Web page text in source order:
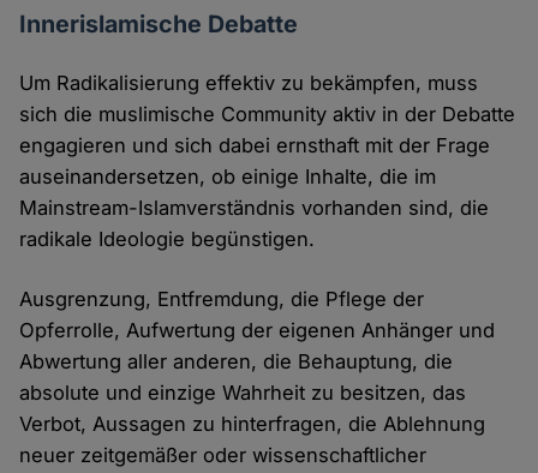
Innerislamische Debatte
Um Radikalisierung effektiv zu bekämpfen, muss
sich die muslimische Community aktiv in der Debatte
engagieren und sich dabei ernsthaft mit der Frage
auseinandersetzen, ob einige Inhalte, die im
Mainstream-Islamverständnis vorhanden sind, die
radikale Ideologie begünstigen.
Ausgrenzung, Entfremdung, die Pflege der
Opferrolle, Aufwertung der eigenen Anhänger und
Abwertung aller anderen, die Behauptung, die
absolute und einzige Wahrheit zu besitzen, das
Verbot, Aussagen zu hinterfragen, die Ablehnung
neuer zeitgemäßer oder wissenschaftlicher